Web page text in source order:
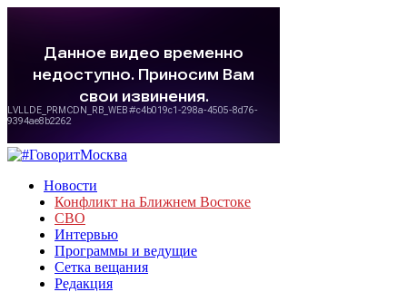
Новости
Конфликт на Ближнем Востоке
СВО
Интервью
Программы и ведущие
Сетка вещания
Редакция